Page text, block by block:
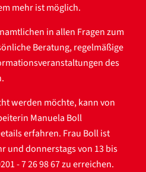
mehr ist möglich.
in allen Fragen zum
Beratung, regelmäßige
des
werden möchte, kann von
Manuela Boll
erfahren. Frau Boll ist
und donnerstags von 13 bis
- 7 26 98 67 zu erreichen.